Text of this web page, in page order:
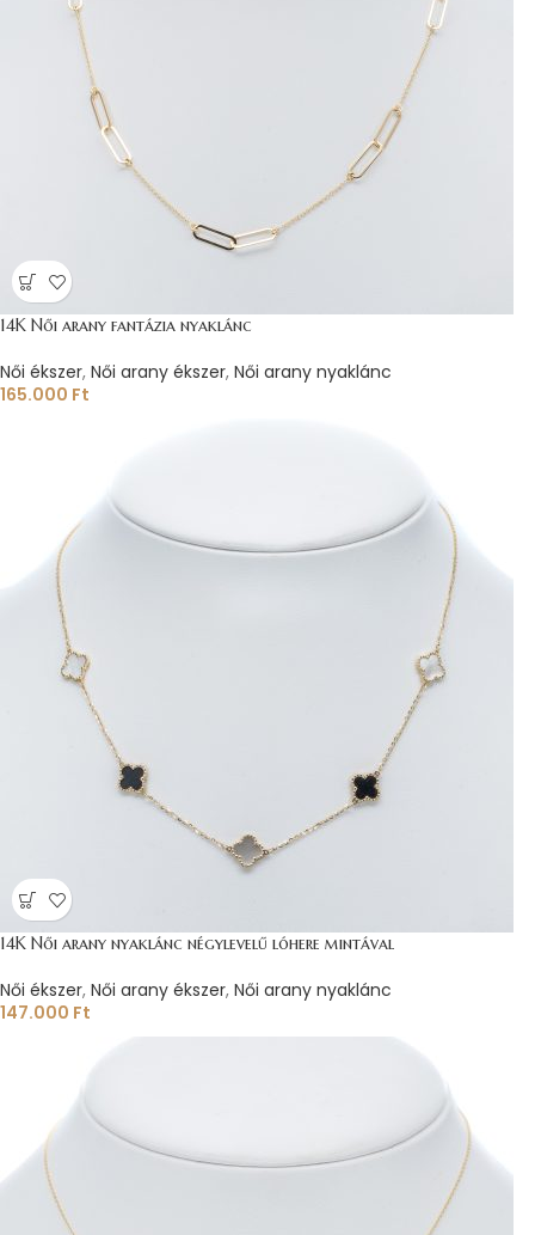
14K Női arany fantázia nyaklánc
Női ékszer, Női arany ékszer, Női arany nyaklánc
165.000 Ft
14K Női arany nyaklánc négylevelű lóhere mintával
Női ékszer, Női arany ékszer, Női arany nyaklánc
147.000 Ft